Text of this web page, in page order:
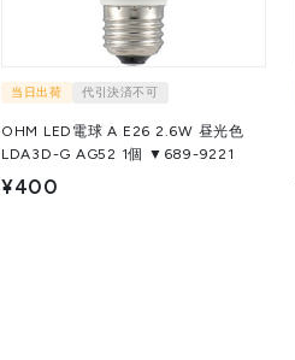
当日出荷 代引決済不可
OHM LED電球 A E26 2.6W 昼光色
LDA3D-G AG52 1個 ▼689-9221
¥400